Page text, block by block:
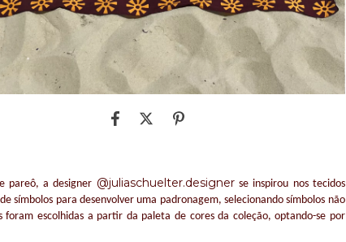
pareô, a designer @juliaschuelter.designerse inspirou nos tecidos
símbolos para desenvolver uma padronagem, selecionando símbolos não
foram escolhidas a partir da paleta de cores da coleção, optando-se por